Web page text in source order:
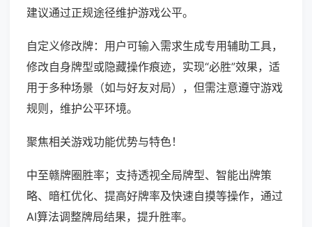
建议通过正规途径维护游戏公平。
自定义修改牌：用户可输入需求生成专用辅助工具，
修改自身牌型或隐藏操作痕迹，实现“必胜”效果，适
用于多种场景（如与好友对局），但需注意遵守游戏
规则，维护公平环境。
聚焦相关游戏功能优势与特色！
中至赣牌圈胜率；支持透视全局牌型、智能出牌策
略、暗杠优化、提高好牌率及快速自摸等操作，通过
AI算法调整牌局结果，提升胜率。